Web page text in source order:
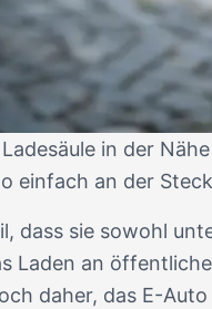
in der
einfach an der
dass sie sowohl
Laden an
daher, das E-